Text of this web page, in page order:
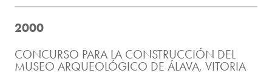
2000
CONCURSO PARA LA CONSTRUCCIÓN DEL
MUSEO ARQUEOLÓGICO DE ÁLAVA, VITORIA